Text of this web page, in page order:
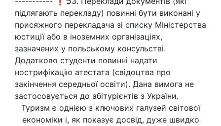
підлягають перекладу) повинні бути виконані у
присяжного перекладача зі списку Міністерства
юстиції або в іноземних організаціях,
зазначених у польському консульстві.
Додатково студенти повинні надати
нострифікацію атестата (свідоцтва про
закінчення середньої освіти). Дана вимога не
застосовується до абітурієнтів з України.
Туризм є однією з ключових галузей світової
економіки і, як показує досвід, дуже швидко